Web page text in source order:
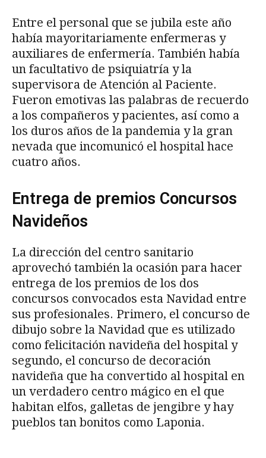
Entre el personal que se jubila este año
había mayoritariamente enfermeras y
auxiliares de enfermería. También había
un facultativo de psiquiatría y la
supervisora de Atención al Paciente.
Fueron emotivas las palabras de recuerdo
a los compañeros y pacientes, así como a
los duros años de la pandemia y la gran
nevada que incomunicó el hospital hace
cuatro años.
Entrega de premios Concursos
Navideños
La dirección del centro sanitario
aprovechó también la ocasión para hacer
entrega de los premios de los dos
concursos convocados esta Navidad entre
sus profesionales. Primero, el concurso de
dibujo sobre la Navidad que es utilizado
como felicitación navideña del hospital y
segundo, el concurso de decoración
navideña que ha convertido al hospital en
un verdadero centro mágico en el que
habitan elfos, galletas de jengibre y hay
pueblos tan bonitos como Laponia.